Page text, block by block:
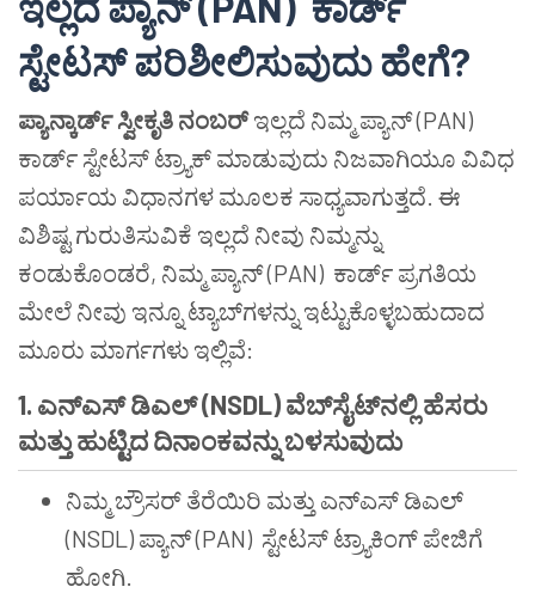
ಸ್ಟೇಟಸ್ಪರಿಶೀಲಿಸುವುದುಹೇಗೆ?
ಪ್ಯಾನ್ಕಾರ್ಡ್ ಸ್ವೀಕೃತಿ ನಂಬರ್ಇಲ್ಲದೆ ನಿಮ್ಮ ಪ್ಯಾನ್ (PAN)
ಕಾರ್ಡ್ ಸ್ಟೇಟಸ್ ಟ್ರ್ಯಾಕ್ ಮಾಡುವುದು ನಿಜವಾಗಿಯೂ ವಿವಿಧ
ಪರ್ಯಾಯ ವಿಧಾನಗಳ ಮೂಲಕ ಸಾಧ್ಯವಾಗುತ್ತದೆ. ಈ
ವಿಶಿಷ್ಟ ಗುರುತಿಸುವಿಕೆ ಇಲ್ಲದೆ ನೀವು ನಿಮ್ಮನ್ನು
ಕಂಡುಕೊಂಡರೆ, ನಿಮ್ಮ ಪ್ಯಾನ್ (PAN) ಕಾರ್ಡ್ ಪ್ರಗತಿಯ
ಮೇಲೆ ನೀವು ಇನ್ನೂ ಟ್ಯಾಬ್‌ಗಳನ್ನು ಇಟ್ಟುಕೊಳ್ಳಬಹುದಾದ
ಮೂರು ಮಾರ್ಗಗಳು ಇಲ್ಲಿವೆ:
1. ಎನ್ಎಸ್ಡಿಎಲ್(NSDL)ವೆಬ್ಸೈಟ್ನಲ್ಲಿಹೆಸರು
ಮತ್ತುಹುಟ್ಟಿದದಿನಾಂಕವನ್ನುಬಳಸುವುದು
ನಿಮ್ಮ ಬ್ರೌಸರ್ ತೆರೆಯಿರಿ ಮತ್ತು ಎನ್ಎಸ್ ಡಿಎಲ್
(NSDL) ಪ್ಯಾನ್ (PAN) ಸ್ಟೇಟಸ್ ಟ್ರ್ಯಾಕಿಂಗ್ ಪೇಜಿಗೆ
ಹೋಗಿ.